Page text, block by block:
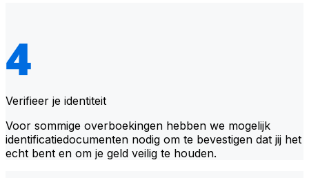
Verifieer je identiteit
Voor sommige overboekingen hebben we mogelijk
identificatiedocumenten nodig om te bevestigen dat jij het
echt bent en om je geld veilig te houden.